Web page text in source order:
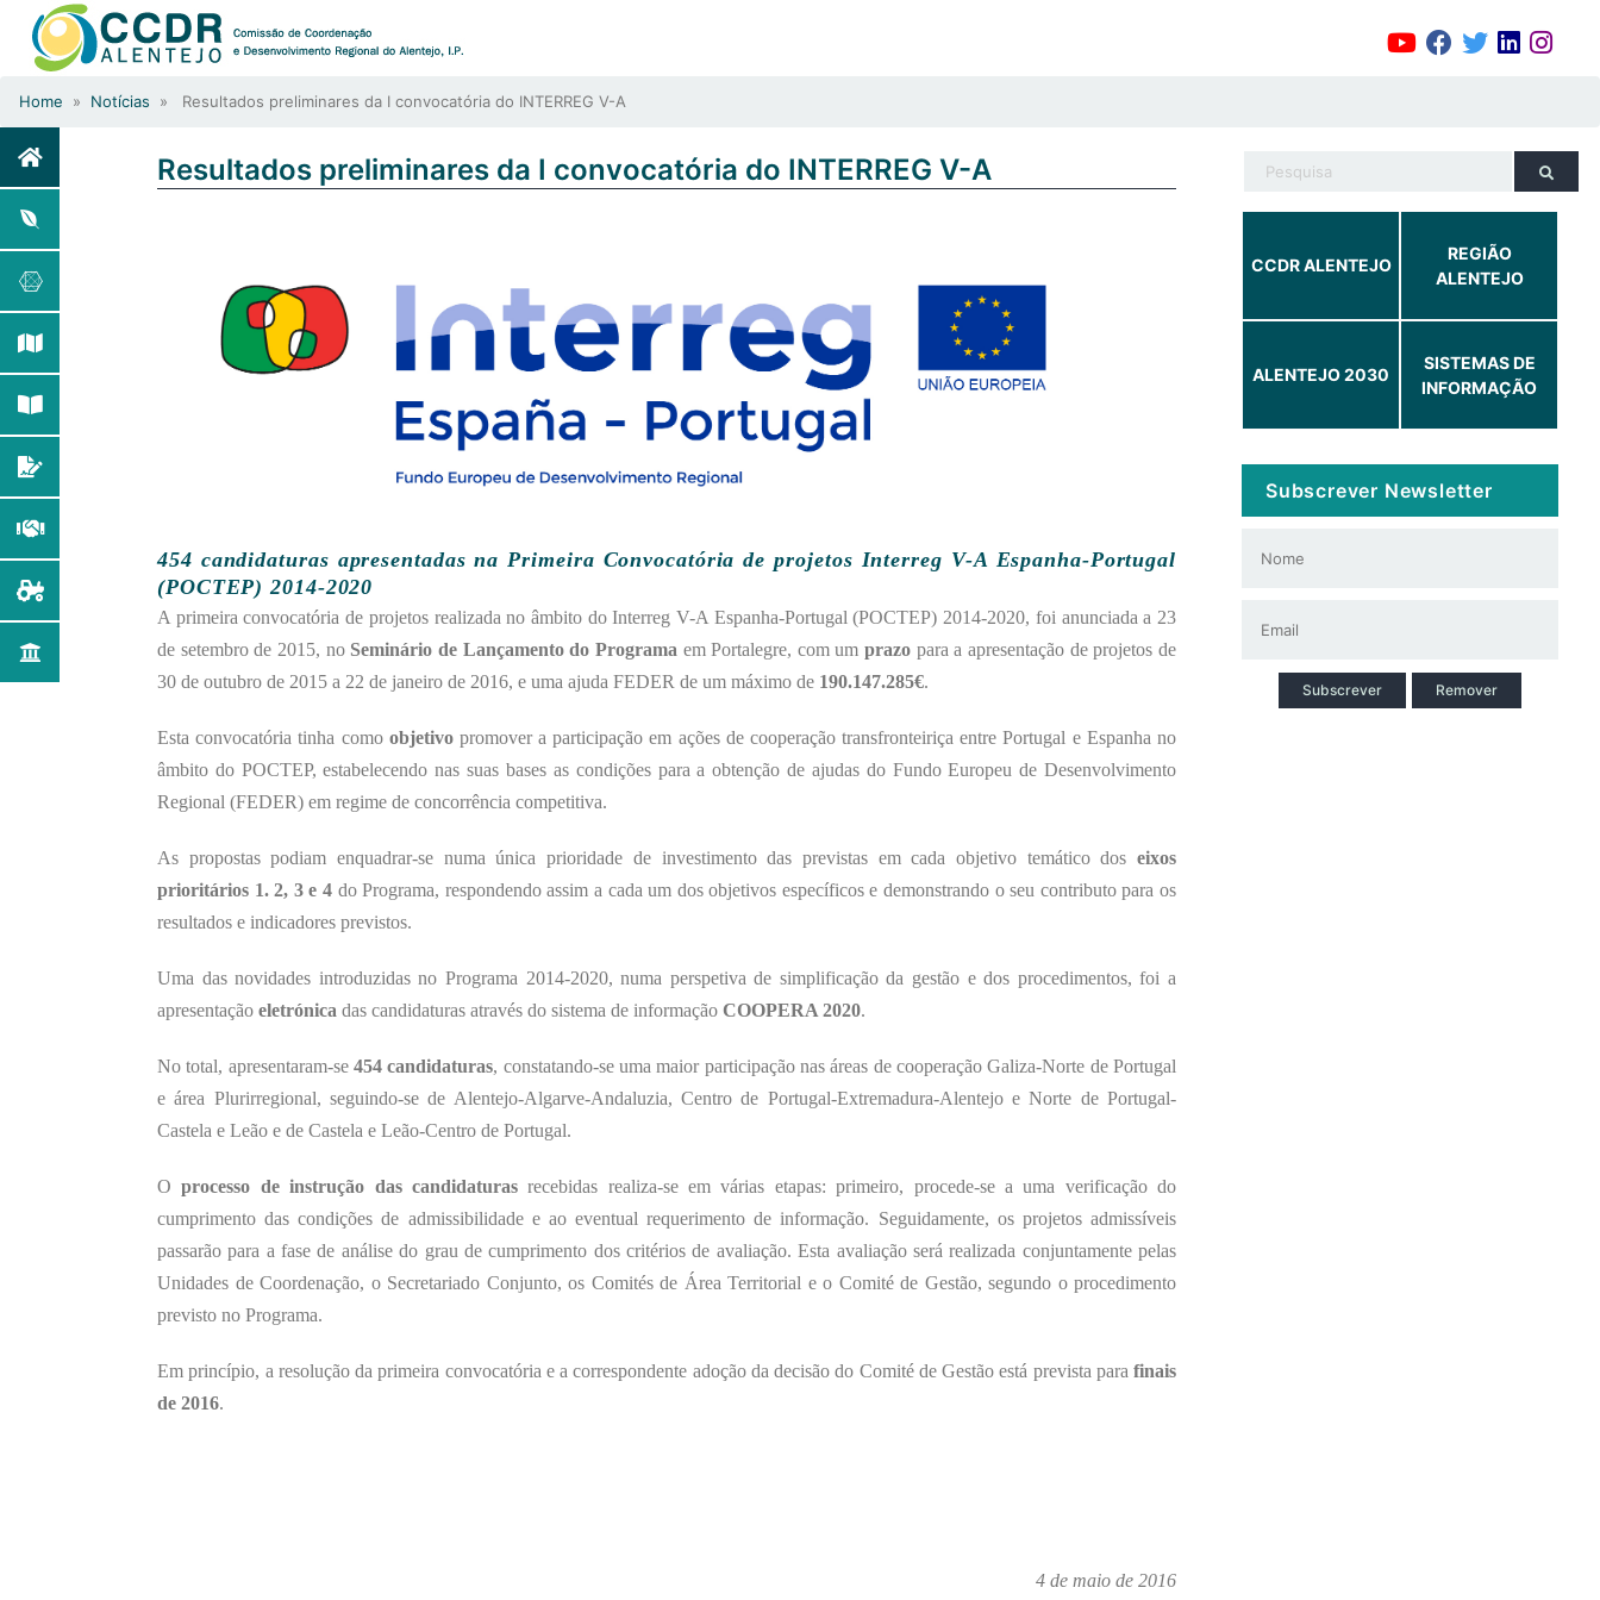
Home » Notícias » Resultados preliminares da I convocatória do INTERREG V-A
Resultados preliminares da I convocatória do INTERREG V-A
454 candidaturas apresentadas na Primeira Convocatória de projetos Interreg V-A Espanha-Portugal
(POCTEP) 2014-2020
A primeira convocatória de projetos realizada no âmbito do Interreg V-A Espanha-Portugal (POCTEP) 2014-2020, foi anunciada a 23
de setembro de 2015, no Seminário de Lançamento do Programa em Portalegre, com umprazo para a apresentação de projetos de
30 de outubro de 2015 a 22 de janeiro de 2016, e uma ajuda FEDER de um máximo de 190.147.285€.
Esta convocatória tinha como objetivopromover a participação em ações de cooperação transfronteiriça entre Portugal e Espanha no
âmbito do POCTEP, estabelecendo nas suas bases as condições para a obtenção de ajudas do Fundo Europeu de Desenvolvimento
Regional (FEDER) em regime de concorrência competitiva.
As propostas podiam enquadrar-se numa única prioridade de investimento das previstas em cada objetivo temático dos eixos
prioritários 1. 2, 3 e 4do Programa, respondendo assim a cada um dos objetivos específicos e demonstrando o seu contributo para os
resultados e indicadores previstos.
Uma das novidades introduzidas no Programa 2014-2020, numa perspetiva de simplificação da gestão e dos procedimentos, foi a
apresentação eletrónica das candidaturas através do sistema de informação COOPERA 2020.
No total, apresentaram-se 454 candidaturas, constatando-se uma maior participação nas áreas de cooperação Galiza-Norte de Portugal
e área Plurirregional, seguindo-se de Alentejo-Algarve-Andaluzia, Centro de Portugal-Extremadura-Alentejo e Norte de Portugal-
Castela e Leão e de Castela e Leão-Centro de Portugal.
Oprocesso de instrução das candidaturasrecebidas realiza-se em várias etapas: primeiro, procede-se a uma verificação do
cumprimento das condições de admissibilidade e ao eventual requerimento de informação. Seguidamente, os projetos admissíveis
passarão para a fase de análise do grau de cumprimento dos critérios de avaliação. Esta avaliação será realizada conjuntamente pelas
Unidades de Coordenação, o Secretariado Conjunto, os Comités de Área Territorial e o Comité de Gestão, segundo o procedimento
previsto no Programa.
Em princípio, a resolução da primeira convocatória e a correspondente adoção da decisão do Comité de Gestão está prevista para finais
de 2016.
4 de maio de 2016
CCDR ALENTEJO
REGIÃO
ALENTEJO
ALENTEJO 2030
SISTEMAS DE
INFORMAÇÃO
Subscrever Newsletter
Subscrever Remover